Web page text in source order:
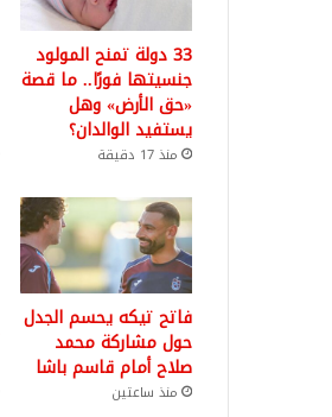
33 دولة تمنح المولود
جنسيتها فورًا.. ما قصة
«حق الأرض» وهل
يستفيد الوالدان؟
منذ 17 دقيقة
فاتح تيكه يحسم الجدل
حول مشاركة محمد
صلاح أمام قاسم باشا
منذ ساعتين